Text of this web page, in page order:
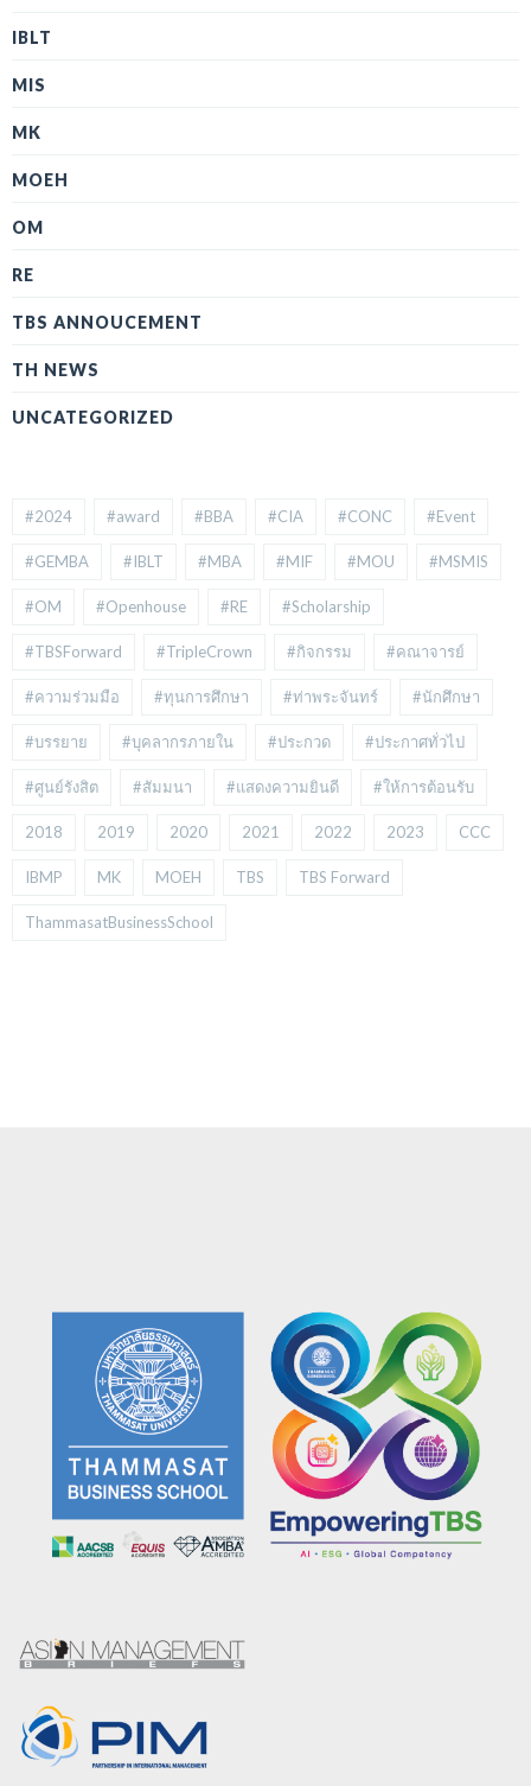
IBLT
MIS
MK
MOEH
OM
RE
TBS ANNOUCEMENT
TH NEWS
UNCATEGORIZED
#2024 #award #BBA #CIA #CONC #Event
#GEMBA #IBLT #MBA #MIF #MOU #MSMIS
#OM #Openhouse #RE #Scholarship
#TBSForward #TripleCrown #กิจกรรม #คณาจารย์
#ความร่วมมือ #ทุนการศึกษา #ท่าพระจันทร์ #นักศึกษา
#บรรยาย #บุคลากรภายใน #ประกวด #ประกาศทั่วไป
#ศูนย์รังสิต #สัมมนา #แสดงความยินดี #ให้การต้อนรับ
2018 2019 2020 2021 2022 2023 CCC
IBMP MK MOEH TBS TBS Forward
ThammasatBusinessSchool